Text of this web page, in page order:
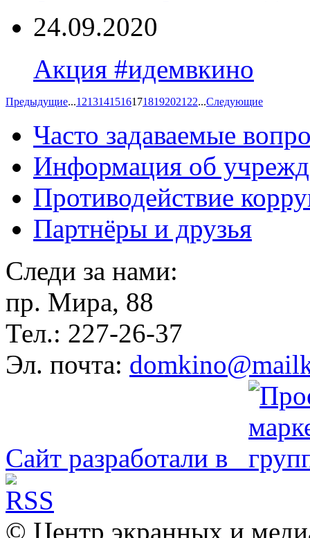
24.09.2020
Акция #идемвкино
Предыдущие...12131415161718192021 22...Следующие
Часто задаваемые
Информация об
Противодействие
Партнёры и друзья
Следи за нами:
пр. Мира, 88
Тел.: 227-26-37
Эл. почта:
Сайт разработали в
© Центр экранных и